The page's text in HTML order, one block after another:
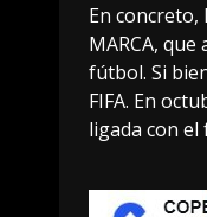
En concreto,
MARCA, que
fútbol. Si
FIFA. En
ligada con